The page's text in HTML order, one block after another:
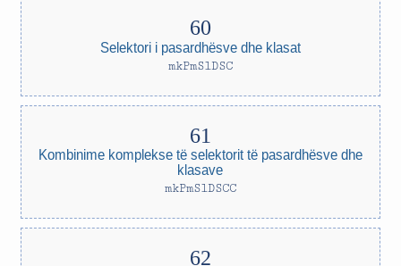
Selektori i pasardhësve dhe klasat
mkPmSlDSC
Kombinime komplekse të selektorit të pasardhësve dhe
klasave
mkPmSlDSCC